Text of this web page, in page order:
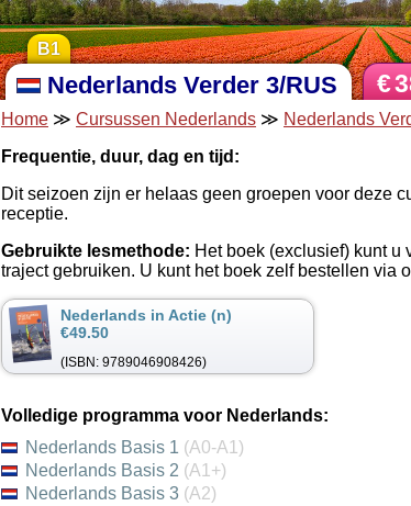
Nederlands Verder 3/RUS
B1
€
Home ≫ Cursussen Nederlands ≫ Nederlands
Frequentie, duur, dag en tijd:
Dit seizoen zijn er helaas geen groepen voor deze
receptie.
Gebruikte lesmethode: Het boek (exclusief) kunt u
traject gebruiken. U kunt het boek zelf bestellen via
Nederlands in Actie (n)
€49.50
(ISBN: 9789046908426)
Volledige programma voor Nederlands:
Nederlands Basis 1 (A0-A1)
Nederlands Basis 2 (A1+)
Nederlands Basis 3 (A2)